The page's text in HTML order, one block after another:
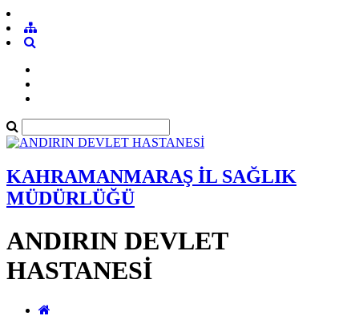
KAHRAMANMARAŞ İL SAĞLIK
MÜDÜRLÜĞÜ
ANDIRIN DEVLET
HASTANESİ